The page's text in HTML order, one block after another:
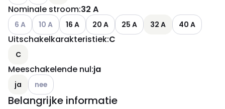
Nominale stroom:32 A
Andere varianten (Huidige combinatie niet mogelijk)
6 A Andere varianten (Huidige combinatie niet mogelijk)
10 A 16 A 20 A 25 A 32 A 40 A
Uitschakelkarakteristiek:C
C
Meeschakelende nul:ja
ja Andere varianten (Huidige combinatie niet mogelijk)
nee
Belangrijke informatie